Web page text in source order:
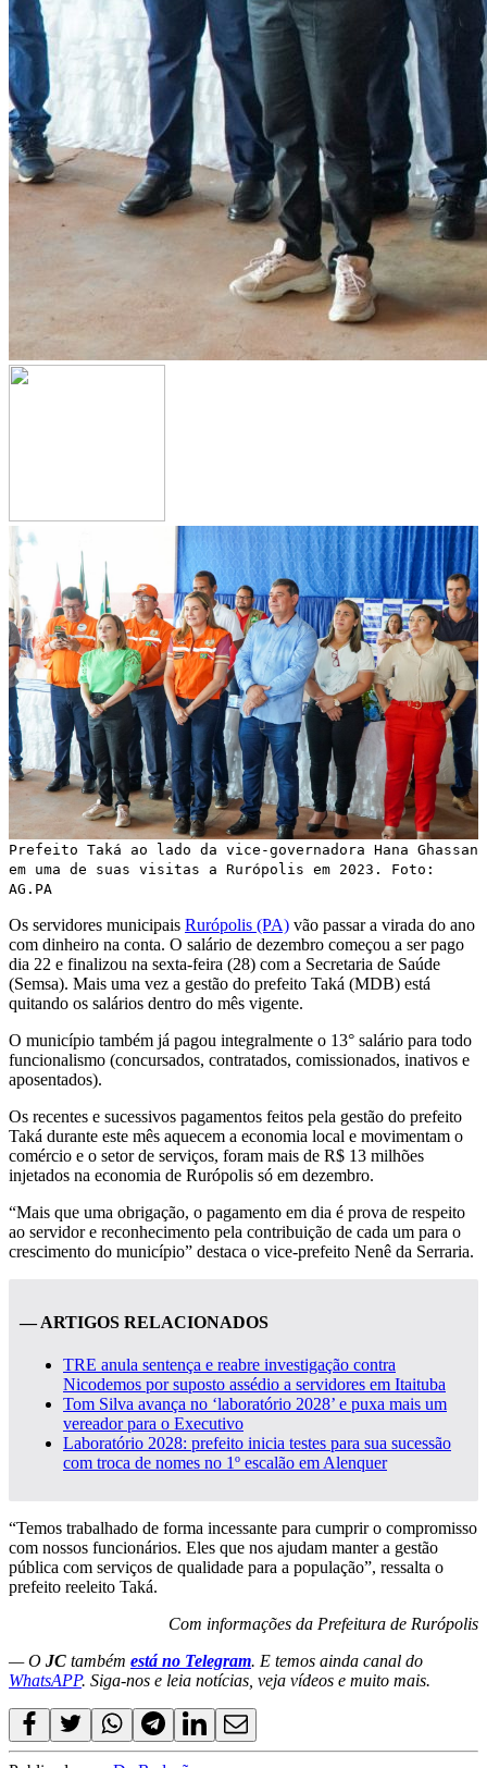
Prefeito Taká ao lado da vice-governadora Hana Ghassan
em uma de suas visitas a Rurópolis em 2023. Foto:
AG.PA
Os servidores municipais Rurópolis (PA) vão passar a virada do ano
com dinheiro na conta. O salário de dezembro começou a ser pago
dia 22 e finalizou na sexta-feira (28) com a Secretaria de Saúde
(Semsa). Mais uma vez a gestão do prefeito Taká (MDB) está
quitando os salários dentro do mês vigente.
O município também já pagou integralmente o 13° salário para todo
funcionalismo (concursados, contratados, comissionados, inativos e
aposentados).
Os recentes e sucessivos pagamentos feitos pela gestão do prefeito
Taká durante este mês aquecem a economia local e movimentam o
comércio e o setor de serviços, foram mais de R$ 13 milhões
injetados na economia de Rurópolis só em dezembro.
“Mais que uma obrigação, o pagamento em dia é prova de respeito
ao servidor e reconhecimento pela contribuição de cada um para o
crescimento do município” destaca o vice-prefeito Nenê da Serraria.
— ARTIGOS RELACIONADOS
TRE anula sentença e reabre investigação contra
Nicodemos por suposto assédio a servidores em Itaituba
Tom Silva avança no ‘laboratório 2028’ e puxa mais um
vereador para o Executivo
Laboratório 2028: prefeito inicia testes para sua sucessão
com troca de nomes no 1º escalão em Alenquer
“Temos trabalhado de forma incessante para cumprir o compromisso
com nossos funcionários. Eles que nos ajudam manter a gestão
pública com serviços de qualidade para a população”, ressalta o
prefeito reeleito Taká.
Com informações da Prefeitura de Rurópolis
— O JC também está no Telegram. E temos ainda canal do
WhatsAPP. Siga-nos e leia notícias, veja vídeos e muito mais.